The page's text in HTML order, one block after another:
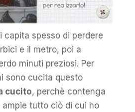
capita spesso di perdere
e il metro, poi a
minuti preziosi. Per
sono cucita questo
cucito, perchè contenga
tutto ciò di cui ho